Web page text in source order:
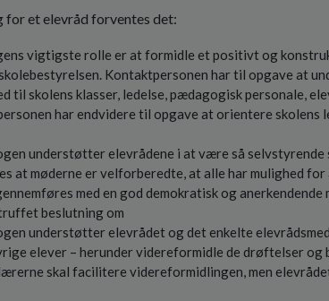
et elevråd forventes det:
vigtigste rolle er at formidle et positivt og
Kontaktpersonen har til opgave at
til skolens klasser, ledelse, pædagogisk personale,
har endvidere til opgave at orientere skolens
understøtter elevrådene i at være så selvstyrende
at møderne er velforberedte, at alle har mulighed
med en god demokratisk og anerkendende
beslutning om
understøtter elevrådet og det enkelte
elever – herunder videreformidle de drøftelser og
skal facilitere videreformidlingen, men